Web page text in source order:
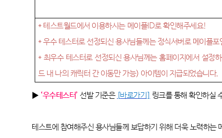
* 테스트월드에서 이용하시는 메이플ID로 확인해주세요!
*우수 테스터로 선정되신 용사님들께는 정식서버로 메이플
* 최우수 테스터로 선정되신 용사님께는 홈페이지에서 설정
드 내 나의 캐릭터 간 이동만 가능)아이템이 지급되었습니다.
▶ ‘우수테스터’ 선발 기준은 [바로가기] 링크를 통해 확인하실
테스트에 참여해주신 용사님들께 보답하기 위해 더욱 노력하는